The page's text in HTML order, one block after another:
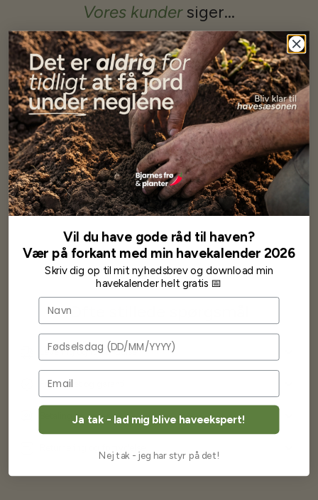
Vores kundersiger...
Har altid kun mødt god vejledning og hjælp fra Barney (Bjarne)
Har lige i går modtaget de fineste asparges kroner med posten
wauw en god kvalitet og størrelse.
Som skrevet før når jeg har skrevet med Bjarne har jeg altid mødt
venlighed og god service.
Jeg vil klart anbefale andre at købe her fra
Karsten Larsen
Ofte stillede spørgsmål
Levering og forsendelse
Frøkvalitet og garanti
Betaling og priser
Vil du have gode råd til haven?
Vær på forkant med min havekalender 2026
Skriv dig op til mit nyhedsbrev og download min
havekalender helt gratis 📅
Navn
Fødselsdag
Ja tak - lad mig blive haveekspert!
Nej tak - jeg har styr på det!